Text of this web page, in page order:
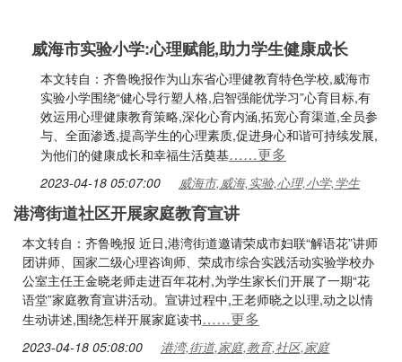
威海市实验小学:心理赋能,助力学生健康成长
本文转自：齐鲁晚报作为山东省心理健教育特色学校,威海市
实验小学围绕“健心导行塑人格,启智强能优学习”心育目标,有
效运用心理健康教育策略,深化心育内涵,拓宽心育渠道,全员参
与、全面渗透,提高学生的心理素质,促进身心和谐可持续发展,
为他们的健康成长和幸福生活奠基……更多
2023-04-18 05:07:00 威海市,威海,实验,心理,小学,学生
港湾街道社区开展家庭教育宣讲
本文转自：齐鲁晚报 近日,港湾街道邀请荣成市妇联“解语花”讲师
团讲师、国家二级心理咨询师、荣成市综合实践活动实验学校办
公室主任王金晓老师走进百年花村,为学生家长们开展了一期“花
语堂”家庭教育宣讲活动。宣讲过程中,王老师晓之以理,动之以情
生动讲述,围绕怎样开展家庭读书……更多
2023-04-18 05:08:00 港湾,街道,家庭,教育,社区,家庭